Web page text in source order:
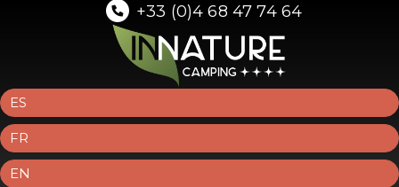
+33 (0)4 68 47 74 64
ES
FR
EN